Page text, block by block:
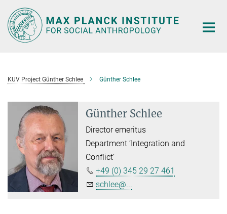
Main-
Content
KUV Project Günther Schlee Günther Schlee
Günther Schlee
Director emeritus
Department ‘Integration and
Conflict’
+49 (0) 345 29 27 461
schlee@...